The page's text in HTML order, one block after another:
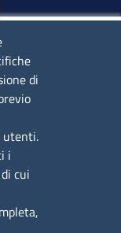
16,00
di
utenti.
i
cui